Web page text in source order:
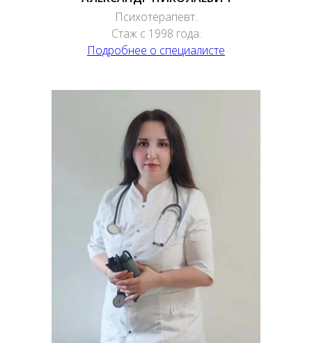
Психотерапевт.
Стаж с 1998 года.
Подробнее о специалисте